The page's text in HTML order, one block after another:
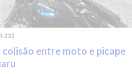
232
entre moto e picape